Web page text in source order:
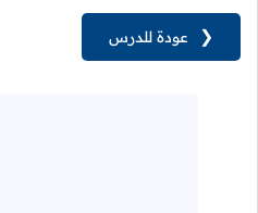
❮ عودة للدرس